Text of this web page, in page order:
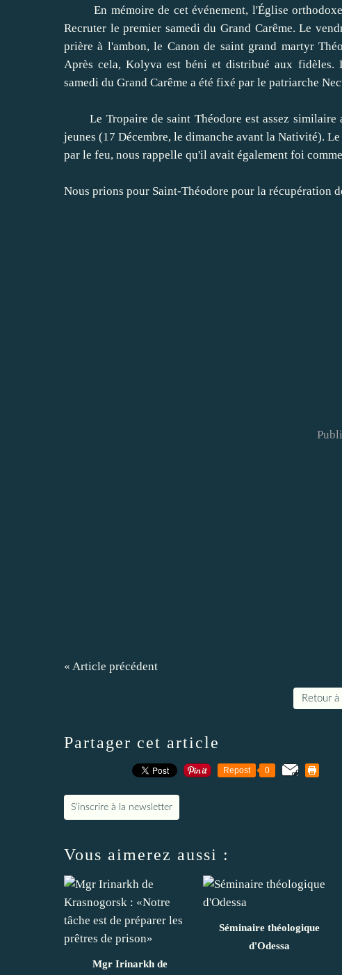
En mémoire de cet événement, l'Église orthodoxe
Recruter le premier samedi du Grand Carême. Le
prière à l'ambon, le Canon de saint grand martyr
Après cela, Kolyva est béni et distribué aux fidèles.
samedi du Grand Carême a été fixé par le patriarche
Le Tropaire de saint Théodore est assez similaire
jeunes (17 Décembre, le dimanche avant la Nativité).
par le feu, nous rappelle qu'il avait également foi
Nous prions pour Saint-Théodore pour la récupération
« Article précédent
Retour à
Partager cet article
Repost 0
S'inscrire à la newsletter
Vous aimerez aussi :
Mgr Irinarkh de
Séminaire théologique
d'Odessa